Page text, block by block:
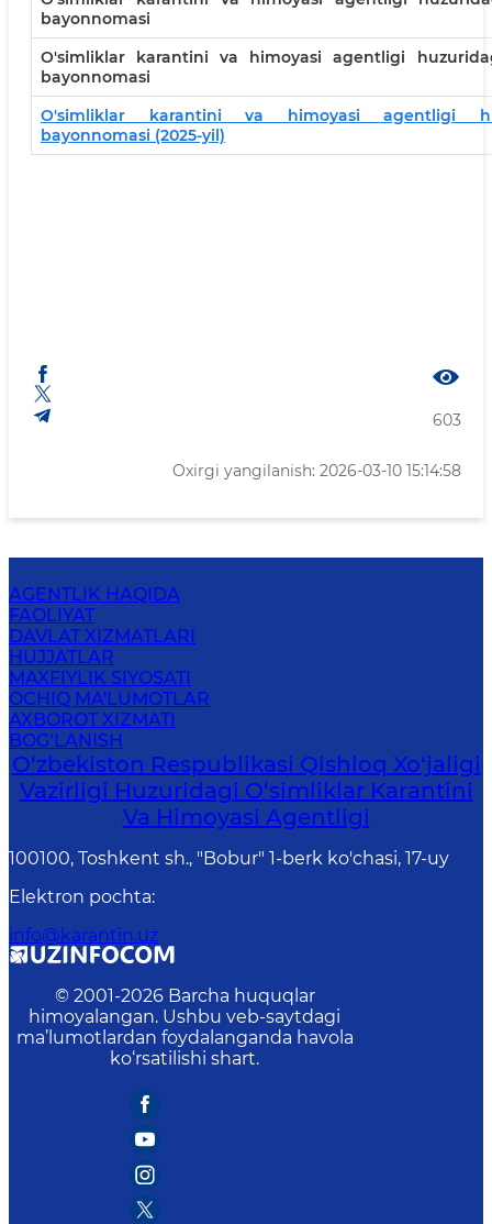
bayonnomasi
O'simliklar karantini va himoyasi agentligi
bayonnomasi
O'simliklar karantini va himoyasi agentligi
bayonnomasi (2025-yil)
603
Oxirgi yangilanish: 2026-03-10 15:14:58
AGENTLIK HAQIDA
FAOLIYAT
DAVLAT XIZMATLARI
HUJJATLAR
MAXFIYLIK SIYOSATI
OCHIQ MA'LUMOTLAR
AXBOROT XIZMATI
BOG‘LANISH
O‘zbekiston Respublikasi Qishloq Xo‘jaligi
Vazirligi Huzuridagi O‘simliklar Karantini
Va Himoyasi Agentligi
100100, Toshkent sh., "Bobur" 1-berk ko'chasi, 17-uy
Elektron pochta:
info@karantin.uz
© 2001-2026 Barcha huquqlar
himoyalangan. Ushbu veb-saytdagi
ma’lumotlardan foydalanganda havola
ko‘rsatilishi shart.